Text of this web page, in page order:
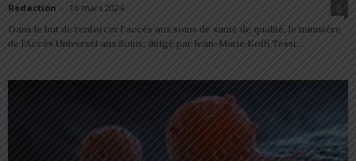
Redaction - 16 mars 2024
0
Dans le but de renforcer l'accès aux soins de santé de qualité, le ministère
de l'Accès Universel aux Soins, dirigé par Jean-Marie Koffi Tessi,...